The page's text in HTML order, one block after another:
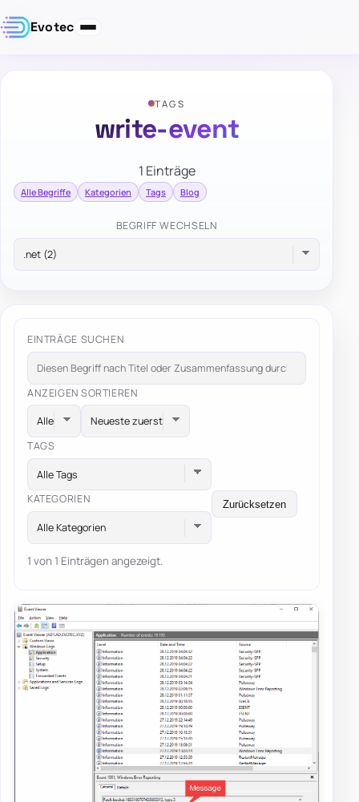
Evotec
TAGS
write-event
1 Einträge
Alle Begriffe Kategorien Tags Blog
BEGRIFF WECHSELN
EINTRÄGE SUCHEN
ANZEIGEN SORTIEREN
TAGS
Alle Tags
KATEGORIEN
Alle Kategorien
Zurücksetzen
1 von 1 Einträgen angezeigt.